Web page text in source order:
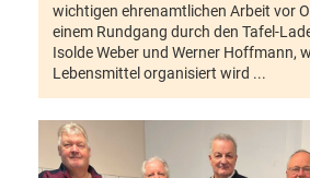
wichtigen ehrenamtlichen Arbeit vor
einem Rundgang durch den Tafel-
Isolde Weber und Werner Hoffmann,
Lebensmittel organisiert wird ...